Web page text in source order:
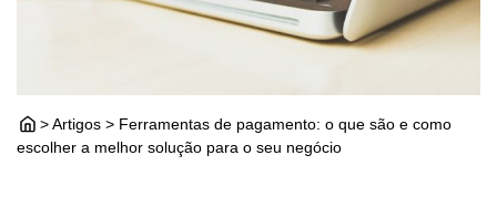
> Artigos > Ferramentas de pagamento: o que são e como
escolher a melhor solução para o seu negócio